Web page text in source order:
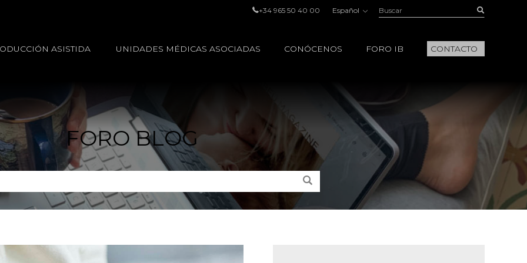
+34 965 50 40 00 Español Buscar:
ASISTIDA UNIDADES MÉDICAS ASOCIADAS CONÓCENOS FORO IB CONTACTO
FORO BLOG